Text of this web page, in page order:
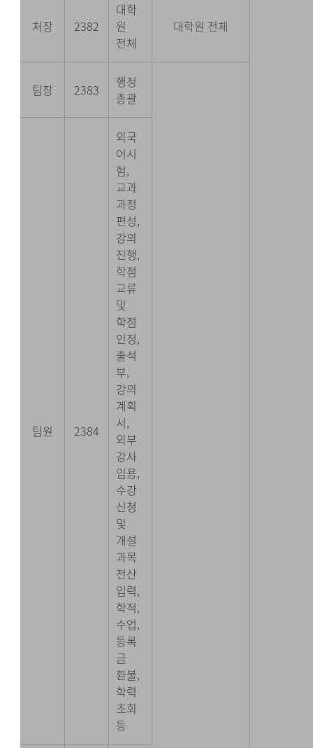
처장 2382
대학
원
전체
대학원 전체
팀장 2383
행정
총괄
팀원 2384
외국
어시
험,
교과
과정
편성,
강의
진행,
학점
교류
및
학점
인정,
출석
부,
강의
계획
서,
외부
강사
임용,
수강
신청
및
개설
과목
전산
입력,
학적,
수업,
등록
금
환불,
학력
조회
등